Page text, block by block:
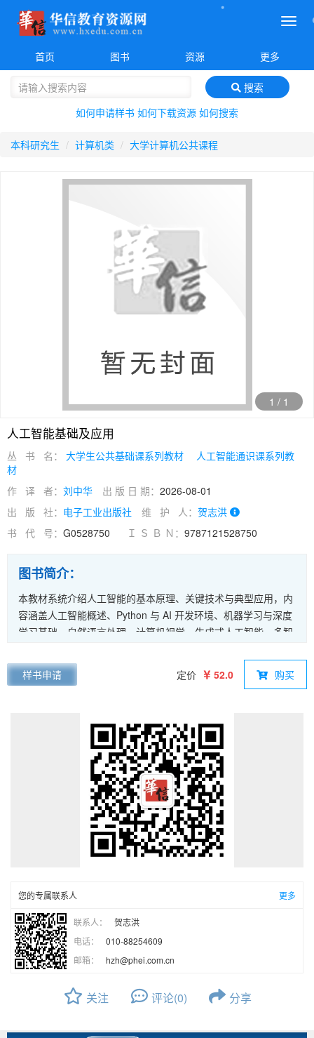
菜
首页
图书 资源 更多
搜索
如何申请样书 如何下载资源 如何搜索
本科研究生 计算机类 大学计算机公共课程
1 / 1
人工智能基础及应用
丛 书 名： 大学生公共基础课系列教材
人工智能通识课系列教
材
作 译 者： 刘中华 出 版 日 期： 2026-08-01
出 版 社： 电子工业出版社 维 护 人： 贺志洪
书 代 号： G0528750 Ｉ Ｓ Ｂ Ｎ： 9787121528750
图书简介：
本教材系统介绍人工智能的基本原理、关键技术与典型应用，内
容涵盖人工智能概述、Python 与 AI 开发环境、机器学习与深度
学习基础、自然语言处理、计算机视觉、生成式人工智能、多智
践。教材以“原理—方法—工具—应用”为主线，注重理论与实践
相结合，通过大量示例和实战案例，系统讲解主流 AI 模型、算
层次递进，既体现人工智能技术的前沿发展，又兼顾教学可读性
与实用性，适合作为高等院校人工智能相关课程的教材，也可供
广大对人工智能感兴趣的读者自学参考。
样书申请 定价 52.0 购买
您的专属联系人 更多
联系人：
贺志洪
电话：
010-88254609
邮箱：
hzh@phei.com.cn
关注 评论(0) 分享